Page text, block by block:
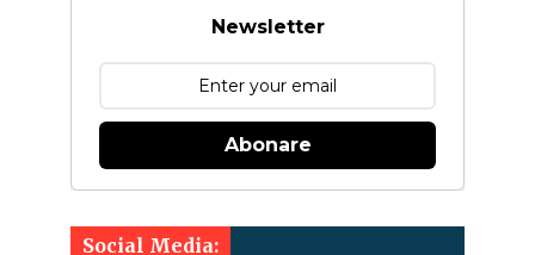
Newsletter
Abonare
Social Media: